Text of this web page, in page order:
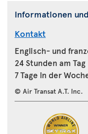
Informationen
Kontakt
Englisch- und
24 Stunden am Tag
7 Tage in der
© Air Transat A.T. Inc.